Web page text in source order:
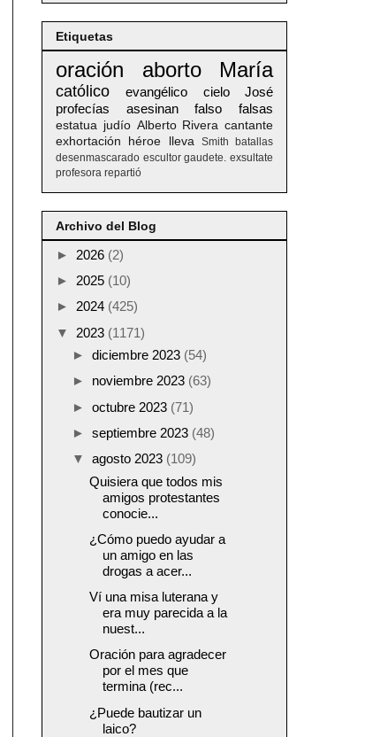
Etiquetas
oración aborto María
católico evangélico cielo
José
profecías
asesinan falso falsas
estatua judío Alberto Rivera cantante
exhortación
héroe lleva Smith
batallas
desenmascarado escultor gaudete. exsultate
profesora repartió
Archivo del Blog
► 2026 (2)
► 2025 (10)
► 2024 (425)
▼ 2023 (1171)
► diciembre 2023 (54)
► noviembre 2023 (63)
► octubre 2023 (71)
► septiembre 2023 (48)
▼ agosto 2023 (109)
Quisiera que todos mis
amigos protestantes
conocie...
¿Cómo puedo ayudar a
un amigo en las
drogas a acer...
Ví una misa luterana y
era muy parecida a la
nuest...
Oración para agradecer
por el mes que
termina (rec...
¿Puede bautizar un
laico?